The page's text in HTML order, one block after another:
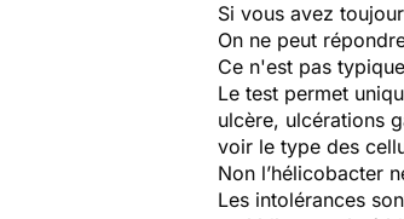
Si vous avez
On ne peut
Ce n'est pas
Le test permet
ulcère, ulcérations
voir le type des
Non l’hélicobacter
Les intolérances